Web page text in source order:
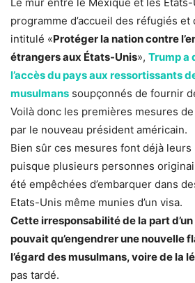
Le mur entre le Mexique et les
programme d’accueil des réfugiés
intitulé «Protéger la nation contre
étrangers aux États-Unis», Trump a
l’accès du pays aux ressortissants
musulmans soupçonnés de fournir
Voilà donc les premières mesures
par le nouveau président américain.
Bien sûr ces mesures font déjà
puisque plusieurs personnes
été empêchées d’embarquer dans
Etats-Unis même munies d’un visa.
Cette irresponsabilité de la part d’un
pouvait qu’engendrer une nouvelle
l’égard des musulmans, voire de la
pas tardé.